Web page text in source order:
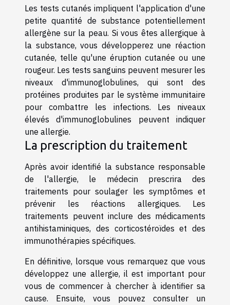
Les tests cutanés impliquent l'application d'une
petite quantité de substance potentiellement
allergène sur la peau. Si vous êtes allergique à
la substance, vous développerez une réaction
cutanée, telle qu'une éruption cutanée ou une
rougeur. Les tests sanguins peuvent mesurer les
niveaux d'immunoglobulines, qui sont des
protéines produites par le système immunitaire
pour combattre les infections. Les niveaux
élevés d'immunoglobulines peuvent indiquer
une allergie.
La prescription du traitement
Après avoir identifié la substance responsable
de l'allergie, le médecin prescrira des
traitements pour soulager les symptômes et
prévenir les réactions allergiques. Les
traitements peuvent inclure des médicaments
antihistaminiques, des corticostéroïdes et des
immunothérapies spécifiques.
En définitive, lorsque vous remarquez que vous
développez une allergie, il est important pour
vous de commencer à chercher à identifier sa
cause. Ensuite, vous pouvez consulter un